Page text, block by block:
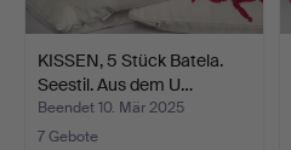
KISSEN, 5 Stück Batela.
Seestil. Aus dem U…
Beendet 10. Mär 2025
7 Gebote